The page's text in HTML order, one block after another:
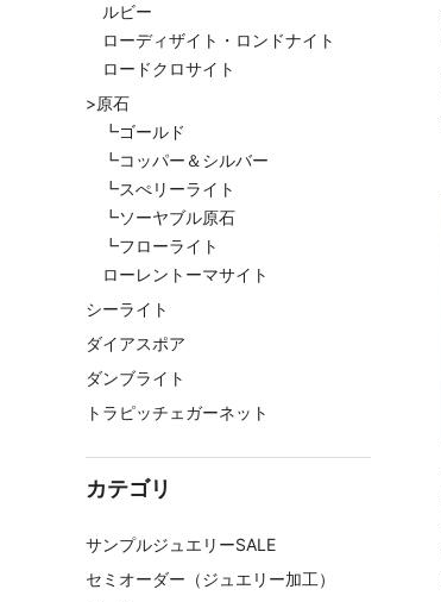
ルビー
ローディザイト・ロンドナイト
ロードクロサイト
>原石
┗ゴールド
┗コッパー＆シルバー
┗スぺリーライト
┗ソーヤブル原石
┗フローライト
ローレントーマサイト
シーライト
ダイアスポア
ダンブライト
トラピッチェガーネット
カテゴリ
サンプルジュエリーSALE
セミオーダー（ジュエリー加工）